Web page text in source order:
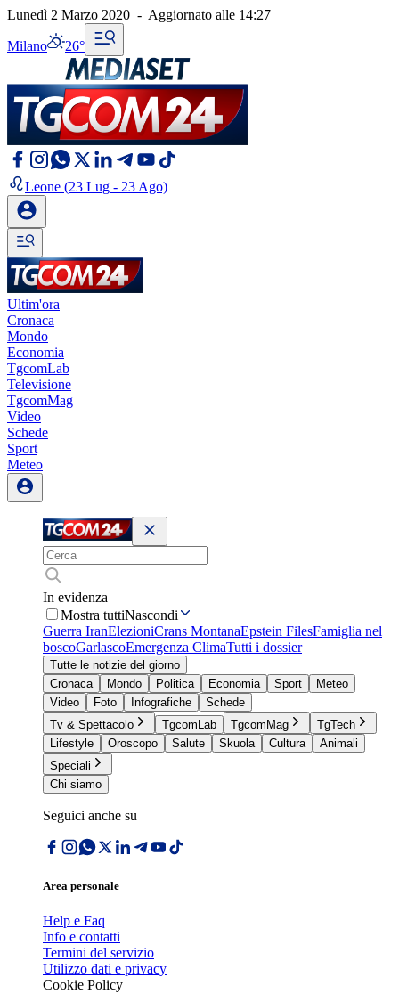
Lunedì 2 Marzo 2020 - Aggiornato alle 14:27
Milano 26°
Leone (23 Lug - 23 Ago)
Ultim'ora
Cronaca
Mondo
Economia
TgcomLab
Televisione
TgcomMag
Video
Schede
Sport
Meteo
In evidenza
Mostra tuttiNascondi
Guerra IranElezioniCrans MontanaEpstein FilesFamiglia nel
boscoGarlascoEmergenza ClimaTutti i dossier
Tutte le notizie del giorno
Cronaca
Mondo Politica Economia Sport
Meteo
Video
Foto Infografiche
Schede
Tv & Spettacolo
TgcomLab TgcomMag
TgTech
Lifestyle
Oroscopo Salute Skuola Cultura
Animali
Speciali
Chi siamo
Seguici anche su
Area personale
Help e Faq
Info e contatti
Termini del servizio
Utilizzo dati e privacy
Cookie Policy